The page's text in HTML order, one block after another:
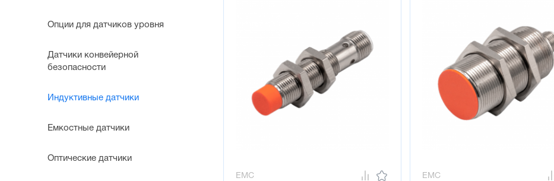
Опции для датчиков уровня
Датчики конвейерной
безопасности
Индуктивные датчики
Емкостные датчики
Оптические датчики
EMC EMC